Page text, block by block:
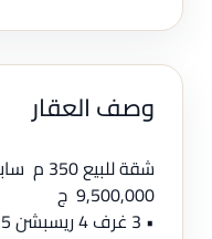
وصف العقار
شقة
9,500,000 ج
• 3 غرف 4 ريسبشن 5 حمام .